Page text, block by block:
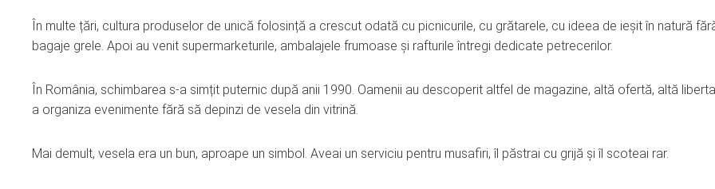
În multe țări, cultura produselor de unică folosință a crescut odată cu picnicurile, cu grătarele, cu ideea de ieșit în natură
bagaje grele. Apoi au venit supermarketurile, ambalajele frumoase și rafturile întregi dedicate petrecerilor.
În România, schimbarea s-a simțit puternic după anii 1990. Oamenii au descoperit altfel de magazine, altă ofertă, altă
a organiza evenimente fără să depinzi de vesela din vitrină.
Mai demult, vesela era un bun, aproape un simbol. Aveai un serviciu pentru musafiri, îl păstrai cu grijă și îl scoteai rar.